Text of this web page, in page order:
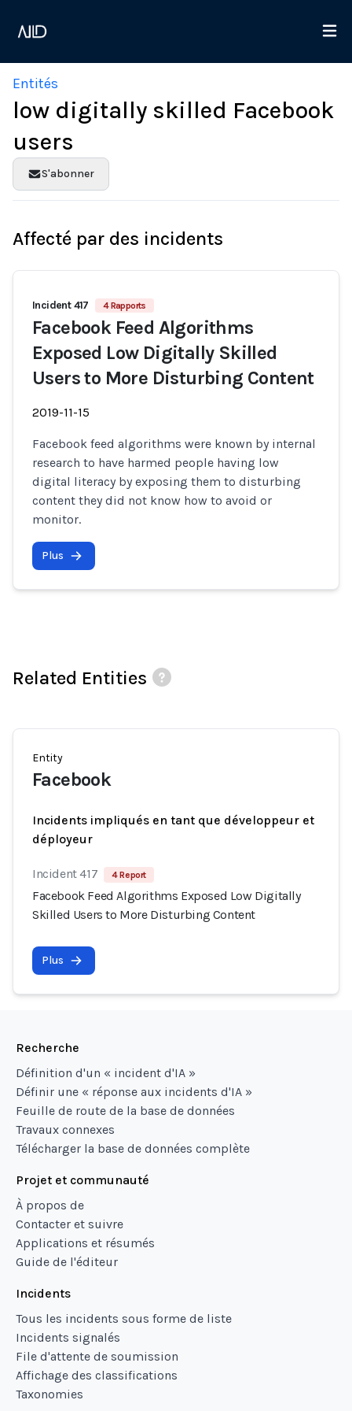
Entités
low digitally skilled Facebook
users
S'abonner
Affecté par des incidents
Incident 417 4 Rapports
Facebook Feed Algorithms
Exposed Low Digitally Skilled
Users to More Disturbing Content
2019-11-15
Facebook feed algorithms were known by internal
research to have harmed people having low
digital literacy by exposing them to disturbing
content they did not know how to avoid or
monitor.
Plus
Related Entities
Entity
Facebook
Incidents impliqués en tant que développeur et
déployeur
Incident 417 4 Report
Facebook Feed Algorithms Exposed Low Digitally
Skilled Users to More Disturbing Content
Plus
Recherche
Définition d'un « incident d'IA »
Définir une « réponse aux incidents d'IA »
Feuille de route de la base de données
Travaux connexes
Télécharger la base de données complète
Projet et communauté
À propos de
Contacter et suivre
Applications et résumés
Guide de l'éditeur
Incidents
Tous les incidents sous forme de liste
Incidents signalés
File d'attente de soumission
Affichage des classifications
Taxonomies